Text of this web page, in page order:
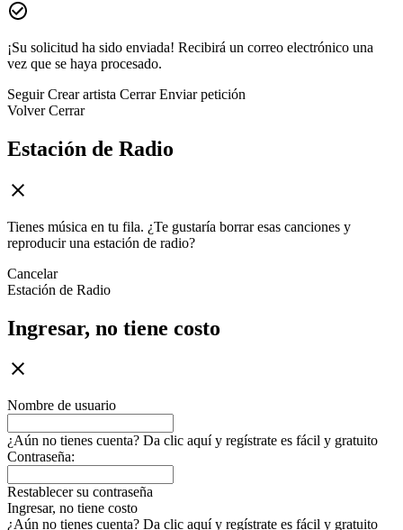
¡Su solicitud ha sido enviada! Recibirá un correo electrónico una
vez que se haya procesado.
Seguir Crear artista Cerrar Enviar petición
Volver Cerrar
Estación de Radio
Tienes música en tu fila. ¿Te gustaría borrar esas canciones y
reproducir una estación de radio?
Cancelar
Estación de Radio
Ingresar, no tiene costo
Nombre de usuario
¿Aún no tienes cuenta? Da clic aquí y regístrate es fácil y gratuito
Contraseña:
Restablecer su contraseña
Ingresar, no tiene costo
¿Aún no tienes cuenta? Da clic aquí y regístrate es fácil y gratuito